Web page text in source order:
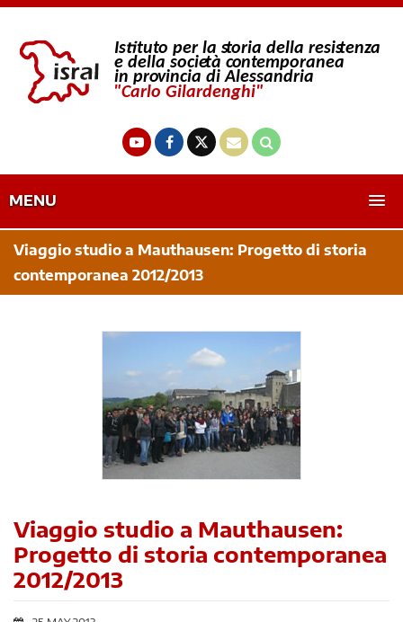
MENU
Viaggio studio a Mauthausen: Progetto di storia
contemporanea 2012/2013
Viaggio studio a Mauthausen:
Progetto di storia contemporanea
2012/2013